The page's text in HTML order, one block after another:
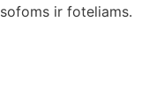
sofoms ir foteliams.